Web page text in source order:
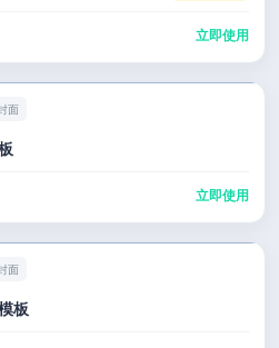
立即使用
面
立即使用
面
板